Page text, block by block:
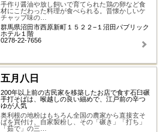
手作り醤油や放し飼いで育てられた鶏の卵など食
材にこだわった料理が食べられる。昔懐かしいケ
チャップ味の…
群馬県沼田市西原新町１５２２−１沼田パブリック
ホテル１階
0278-22-7656
五月八日
200年以上前の古民家を移築したお店で食す石臼碾
手打そばは、喉越しの良い細めで、江戸前の辛つ
ゆが人気
奥利根の地粉はもちろん全国の農家から直接玄そ
ばを買付け、自家製粉し、その「碾き」「打ち」
「茹で」の三…